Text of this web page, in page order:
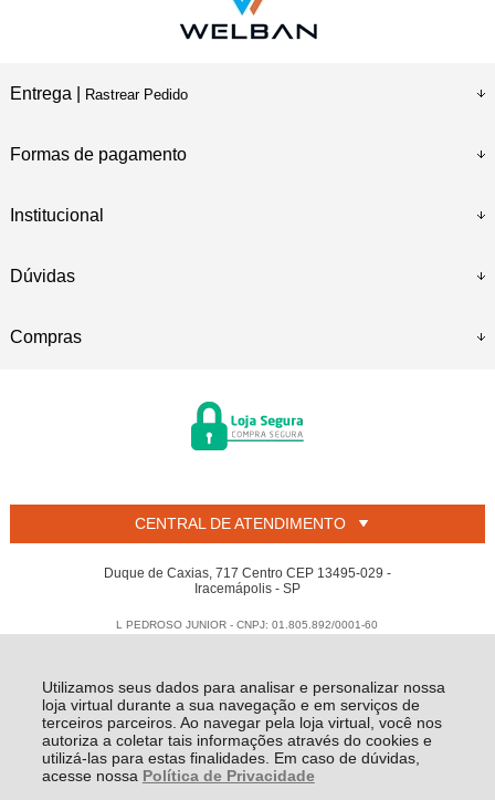
Utilizamos seus dados para analisar e personalizar nossa
loja virtual durante a sua navegação e em serviços de
terceiros parceiros. Ao navegar pela loja virtual, você nos
autoriza a coletar tais informações através do cookies e
utilizá-las para estas finalidades. Em caso de dúvidas,
acesse nossa Política de Privacidade
Entrega | Rastrear Pedido
Formas de pagamento
Institucional
Dúvidas
Compras
CENTRAL DE ATENDIMENTO
Duque de Caxias, 717 Centro CEP 13495-029 -
Iracemápolis - SP
L PEDROSO JUNIOR - CNPJ: 01.805.892/0001-60